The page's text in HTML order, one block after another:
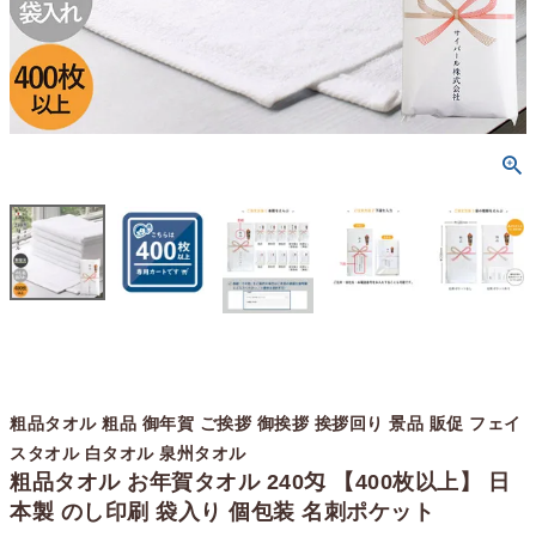
粗品タオル 粗品 御年賀 ご挨拶 御挨拶 挨拶回り 景品 販促 フェイ
スタオル 白タオル 泉州タオル
粗品タオル お年賀タオル 240匁 【400枚以上】 日
本製 のし印刷 袋入り 個包装 名刺ポケット